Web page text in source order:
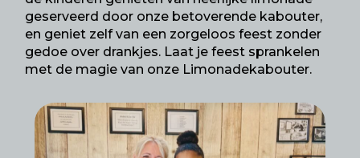
geserveerd door onze betoverende kabouter,
en geniet zelf van een zorgeloos feest zonder
gedoe over drankjes. Laat je feest sprankelen
met de magie van onze Limonadekabouter.